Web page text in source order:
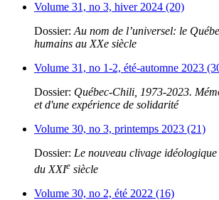
Volume 31, no 3, hiver 2024 (20)
Dossier: Au nom de l’universel: le
humains au XXe siècle
Volume 31, no 1-2, été-automne 2023
Dossier: Québec-Chili, 1973-2023.
et d'une expérience de solidarité
Volume 30, no 3, printemps 2023 (21)
Dossier: Le nouveau clivage
du XXIe siècle
Volume 30, no 2, été 2022 (16)